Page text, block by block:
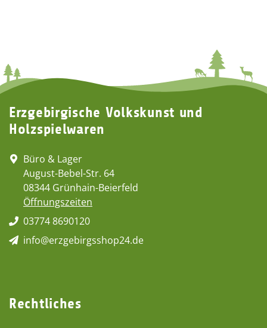
Erzgebirgische Volkskunst und
Holzspielwaren
Büro & Lager
August-Bebel-Str. 64
08344 Grünhain-Beierfeld
Öffnungszeiten
03774 8690120
info@erzgebirgsshop24.de
Rechtliches